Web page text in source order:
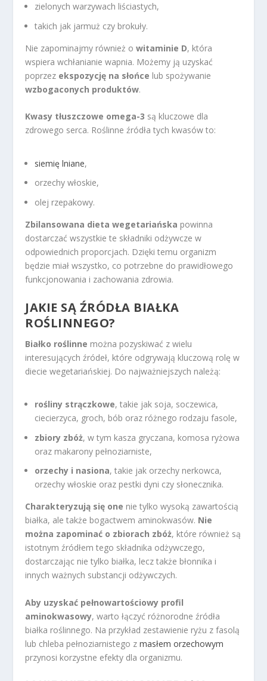
zielonych warzywach liściastych,
takich jak jarmuż czy brokuły.
Nie zapominajmy również owitaminie D, która
wspiera wchłanianie wapnia. Możemy ją uzyskać
poprzez ekspozycję na słońce lub spożywanie
wzbogaconych produktów.
Kwasy tłuszczowe omega-3 są kluczowe dla
zdrowego serca. Roślinne źródła tych kwasów to:
siemię lniane,
orzechy włoskie,
olej rzepakowy.
Zbilansowana dieta wegetariańska powinna
dostarczać wszystkie te składniki odżywcze w
odpowiednich proporcjach. Dzięki temu organizm
będzie miał wszystko, co potrzebne do prawidłowego
funkcjonowania i zachowania zdrowia.
JAKIE SĄ ŹRÓDŁA BIAŁKA
ROŚLINNEGO?
Białko roślinne można pozyskiwać z wielu
interesujących źródeł, które odgrywają kluczową rolę w
diecie wegetariańskiej. Do najważniejszych należą:
rośliny strączkowe, takie jak soja, soczewica,
ciecierzyca, groch, bób oraz różnego rodzaju fasole,
zbiory zbóż, w tym kasza gryczana, komosa ryżowa
oraz makarony pełnoziarniste,
orzechy i nasiona, takie jak orzechy nerkowca,
orzechy włoskie oraz pestki dyni czy słonecznika.
Charakteryzują się one nie tylko wysoką zawartością
białka, ale także bogactwem aminokwasów. Nie
można zapominać o zbiorach zbóż, które również są
istotnym źródłem tego składnika odżywczego,
dostarczając nie tylko białka, lecz także błonnika i
innych ważnych substancji odżywczych.
Aby uzyskać pełnowartościowy profil
aminokwasowy, warto łączyć różnorodne źródła
białka roślinnego. Na przykład zestawienie ryżu z fasolą
lub chleba pełnoziarnistego zmasłem orzechowym
przynosi korzystne efekty dla organizmu.